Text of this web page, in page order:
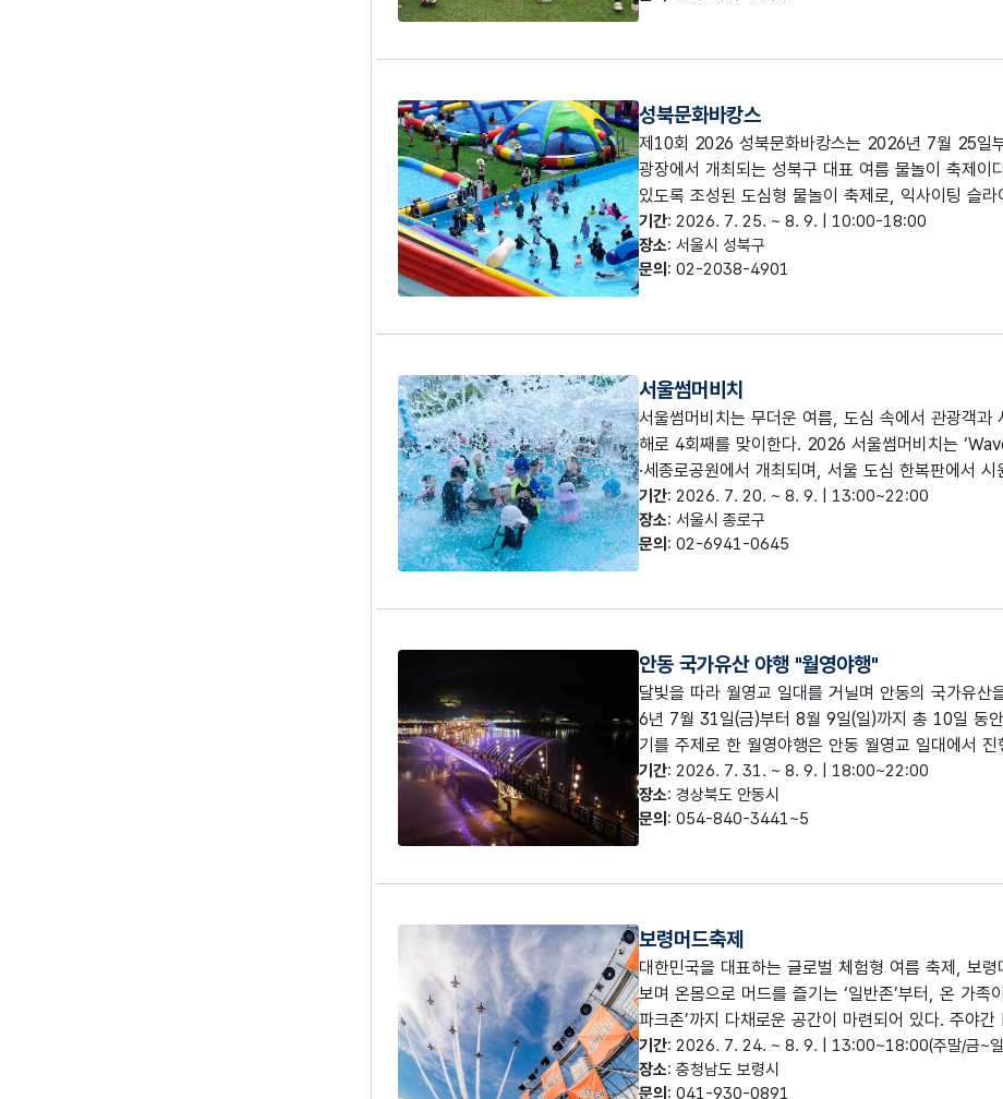
영된다. 물놀이와 공연, 스포츠, 먹거리를 한 번에
성북문화바캉스
제10회 2026 성북문화바캉스는 2026년 7월 25일
광장에서 개최되는 성북구 대표 여름 물놀이 축제
있도록 조성된 도심형 물놀이 축제로, 익사이팅 슬
있는 물놀이 시설을 운영한다. 행사장에서는 마술공
체험, 물총 체험, 버블 체험 등 다양한 참여형 프로그
편의를 제공한다. 성북구민은 신분증 확인 후 무료
료를 납부하여 이용할 수 있다. 자유입장으로 운영
기간: 2026. 7. 25. ~ 8. 9. | 10:00-18:00
장소: 서울시 성북구
문의 : 02-2038-4901
서울썸머비치
서울썸머비치는 무더운 여름, 도심 속에서 관광객
해로 4회째를 맞이한다. 2026 서울썸머비치는
·세종로공원에서 개최되며, 서울 도심 한복판에서
특별한 여름 휴양 공간을 선보인다. 워터플레이존에
장 등 다양한 물놀이 시설을 즐길 수 있으며, 플레이
지트를 비롯해 누구나 편안하게 휴식을 즐길 수 있는
의 홍보 프로그램과 이벤트, 플리마켓 및 푸드트럭
기간: 2026. 7. 20. ~ 8. 9. | 13:00~22:00
장소: 서울시 종로구
문의 : 02-6941-0645
안동 국가유산 야행 "월영야행"
달빛을 따라 월영교 일대를 거닐며 안동의 국가유
6년 7월 31일(금)부터 8월 9일(일)까지 총 10일 동
기를 주제로 한 월영야행은 안동 월영교 일대에서
가유산을 야경(공간연출), 야로(동선 콘텐츠), 야사(
야식(먹거리) 야화(전시), 야숙(숙박) 8개 유형으로
기간: 2026. 7. 31. ~ 8. 9. | 18:00~22:00
장소: 경상북도 안동시
문의 : 054-840-3441~5
보령머드축제
대한민국을 대표하는 글로벌 체험형 여름 축제, 보
보며 온몸으로 머드를 즐기는 ‘일반존’부터, 온 가족
파크존’까지 다채로운 공간이 마련되어 있다. 주야
는 이색 체험 프로그램인 머드몹신 등 낮에는 짜릿
를 수놓는 화려한 드론쇼와 열정적인 대형야간공연
기간: 2026. 7. 24. ~ 8. 9. | 13:00~18:00(주말/금~
장소: 충청남도 보령시
문의 : 041-930-0891